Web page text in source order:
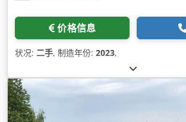
价格信息
状况: 二手, 制造年份: 2023,